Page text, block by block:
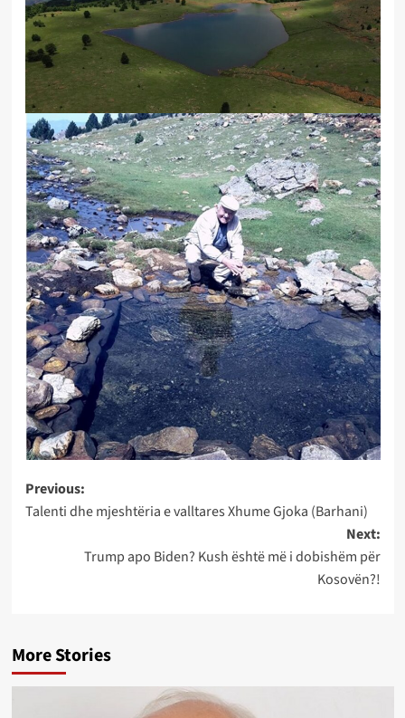
Post
navigation
Previous:
Talenti dhe mjeshtëria e valltares Xhume Gjoka (Barhani)
Next:
Trump apo Biden? Kush është më i dobishëm për
Kosovën?!
More Stories